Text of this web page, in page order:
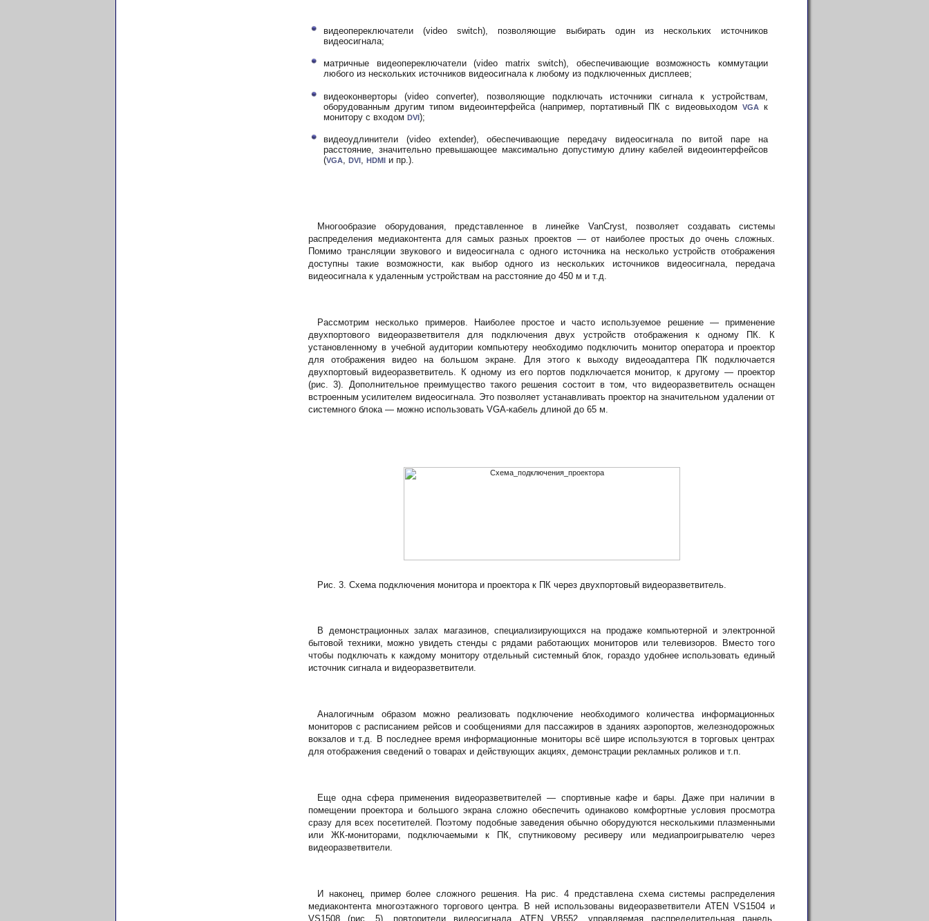
видеопереключатели (video switch), позволяющие выбирать один из нескольких источников
видеосигнала;
матричные видеопереключатели (video matrix switch), обеспечивающие возможность коммутации
любого из нескольких источников видеосигнала к любому из подключенных дисплеев;
видеоконверторы (video converter), позволяющие подключать источники сигнала к устройствам,
оборудованным другим типом видеоинтерфейса (например, портативный ПК с видеовыходом
VGAк
монитору с входом DVI);
видеоудлинители (video extender), обеспечивающие передачу видеосигнала по витой паре на
расстояние, значительно превышающее максимально допустимую длину кабелей видеоинтерфейсов
(VGA DVI HDMI и пр.).
Многообразие оборудования, представленное в линейке VanCryst, позволяет создавать системы
распределения медиаконтента для самых разных проектов — от наиболее простых до очень сложных.
Помимо трансляции звукового и видеосигнала с одного источника на несколько устройств отображения
доступны такие возможности, как выбор одного из нескольких источников видеосигнала, передача
видеосигнала к удаленным устройствам на расстояние до 450 м и т.д.
Рассмотрим несколько примеров. Наиболее простое и часто используемое решение — применение
двухпортового видеоразветвителя для подключения двух устройств отображения к одному ПК. К
установленному в учебной аудитории компьютеру необходимо подключить монитор оператора и проектор
для отображения видео на большом экране. Для этого к выходу видеоадаптера ПК подключается
двухпортовый видеоразветвитель. К одному из его портов подключается монитор, к другому — проектор
(рис. 3). Дополнительное преимущество такого решения состоит в том, что видеоразветвитель оснащен
встроенным усилителем видеосигнала. Это позволяет устанавливать проектор на значительном удалении от
системного блока — можно использовать VGA-кабель длиной до 65 м.
Рис. 3. Схема подключения монитора и проектора к ПК через двухпортовый видеоразветвитель.
В демонстрационных залах магазинов, специализирующихся на продаже компьютерной и электронной
бытовой техники, можно увидеть стенды с рядами работающих мониторов или телевизоров. Вместо того
чтобы подключать к каждому монитору отдельный системный блок, гораздо удобнее использовать единый
источник сигнала и видеоразветвители.
Аналогичным образом можно реализовать подключение необходимого количества информационных
мониторов с расписанием рейсов и сообщениями для пассажиров в зданиях аэропортов, железнодорожных
вокзалов и т.д. В последнее время информационные мониторы всё шире используются в торговых центрах
для отображения сведений о товарах и действующих акциях, демонстрации рекламных роликов и т.п.
Еще одна сфера применения видеоразветвителей — спортивные кафе и бары. Даже при наличии в
помещении проектора и большого экрана сложно обеспечить одинаково комфортные условия просмотра
сразу для всех посетителей. Поэтому подобные заведения обычно оборудуются несколькими плазменными
или ЖК-мониторами, подключаемыми к ПК, спутниковому ресиверу или медиапроигрывателю через
видеоразветвители.
И наконец, пример более сложного решения. На рис. 4 представлена схема системы распределения
медиаконтента многоэтажного торгового центра. В ней использованы видеоразветвители ATEN VS1504 и
VS1508 (рис. 5), повторители видеосигнала ATEN VB552, управляемая распределительная панель,